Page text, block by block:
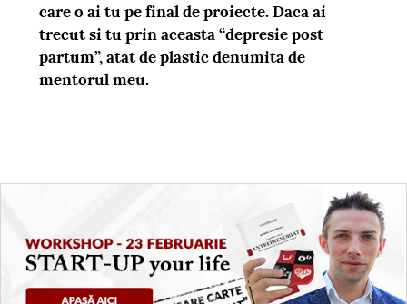
care o ai tu pe final de proiecte. Daca ai
trecut si tu prin aceasta “depresie post
partum”, atat de plastic denumita de
mentorul meu.